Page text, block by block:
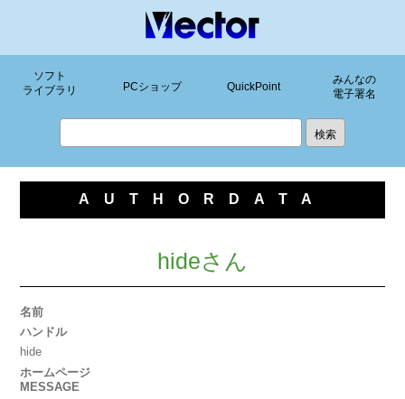
ソフト
ライブラリ
PCショップ QuickPoint
みんなの
電子署名
AUTHORDATA
hideさん
名前
ハンドル
hide
ホームページ
MESSAGE